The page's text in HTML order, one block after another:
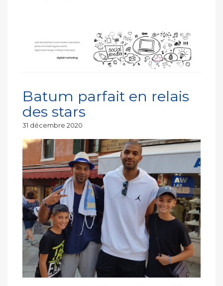
Batum parfait en relais
des stars
Publié
31 décembre 2020